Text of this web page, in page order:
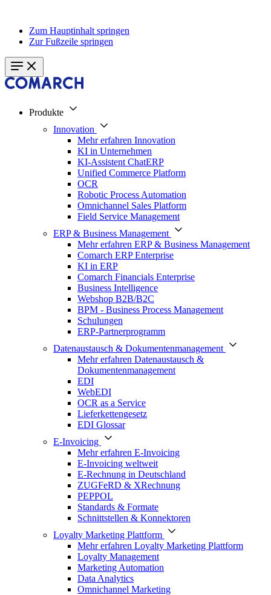
Zum Hauptinhalt springen
Zur Fußzeile springen
Produkte
Innovation
Mehr erfahren Innovation
KI in Unternehmen
KI-Assistent ChatERP
Unified Commerce Platform
OCR
Robotic Process Automation
Omnichannel Sales Platform
Field Service Management
ERP & Business Management
Mehr erfahren ERP & Business Management
Comarch ERP Enterprise
KI in ERP
Comarch Financials Enterprise
Business Intelligence
Webshop B2B/B2C
BPM - Business Process Management
Schulungen
ERP-Partnerprogramm
Datenaustausch & Dokumentenmanagement
Mehr erfahren Datenaustausch &
Dokumentenmanagement
EDI
WebEDI
OCR as a Service
Lieferkettengesetz
EDI Glossar
E-Invoicing
Mehr erfahren E-Invoicing
E-Invoicing weltweit
E-Rechnung in Deutschland
ZUGFeRD & XRechnung
PEPPOL
Standards & Formate
Schnittstellen & Konnektoren
Loyalty Marketing Plattform
Mehr erfahren Loyalty Marketing Plattform
Loyalty Management
Marketing Automation
Data Analytics
Omnichannel Marketing